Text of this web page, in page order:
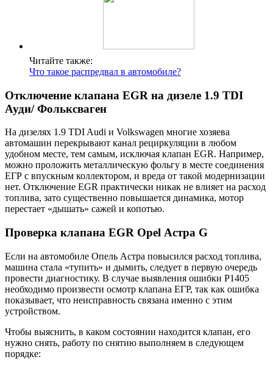
Читайте также:
Что такое распредвал в автомобиле?
Отключение клапана EGR на дизеле 1.9 TDI
Ауди/ Фольксваген
На дизелях 1.9 TDI Audi и Volkswagen многие хозяева
автомашин перекрывают канал рециркуляции в любом
удобном месте, тем самым, исключая клапан EGR. Например,
можно проложить металлическую фольгу в месте соединения
ЕГР с впускным коллектором, и вреда от такой модернизации
нет. Отключение EGR практически никак не влияет на расход
топлива, зато существенно повышается динамика, мотор
перестает «дышать» сажей и копотью.
Проверка клапана EGR Opel Астра G
Если на автомобиле Опель Астра повысился расход топлива,
машина стала «тупить» и дымить, следует в первую очередь
провести диагностику. В случае выявления ошибки Р1405
необходимо произвести осмотр клапана ЕГР, так как ошибка
показывает, что неисправность связана именно с этим
устройством.
Чтобы выяснить, в каком состоянии находится клапан, его
нужно снять, работу по снятию выполняем в следующем
порядке: